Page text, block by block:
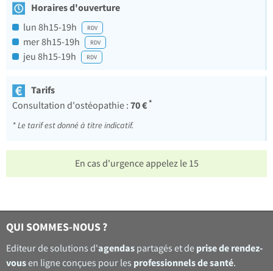
Horaires d'ouverture
lun 8h15-19h RDV
mer 8h15-19h RDV
jeu 8h15-19h RDV
Tarifs
Consultation d'ostéopathie : 70 €*
* Le tarif est donné à titre indicatif.
En cas d'urgence appelez le 15
QUI SOMMES-NOUS ?
Editeur de solutions d'agendas partagés et de prise de rendez-
vousen ligne conçues pour les professionnels de santé.